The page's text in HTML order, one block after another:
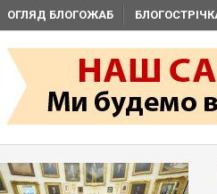
ОГЛЯД БЛОГОЖАБ